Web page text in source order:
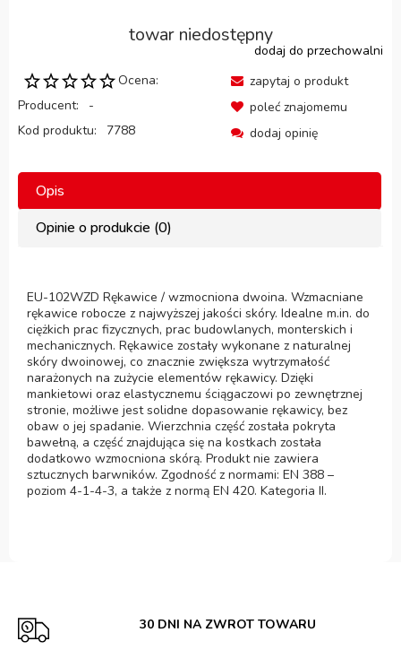
towar niedostępny
dodaj do przechowalni
Ocena:
Producent:
-
Kod produktu:
7788
zapytaj o produkt
poleć znajomemu
dodaj opinię
Opis
Opinie o produkcie (0)
EU-102WZD Rękawice / wzmocniona dwoina. Wzmacniane
rękawice robocze z najwyższej jakości skóry. Idealne m.in. do
ciężkich prac fizycznych, prac budowlanych, monterskich i
mechanicznych. Rękawice zostały wykonane z naturalnej
skóry dwoinowej, co znacznie zwiększa wytrzymałość
narażonych na zużycie elementów rękawicy. Dzięki
mankietowi oraz elastycznemu ściągaczowi po zewnętrznej
stronie, możliwe jest solidne dopasowanie rękawicy, bez
obaw o jej spadanie. Wierzchnia część została pokryta
bawełną, a część znajdująca się na kostkach została
dodatkowo wzmocniona skórą. Produkt nie zawiera
sztucznych barwników. Zgodność z normami: EN 388 –
poziom 4-1-4-3, a także z normą EN 420. Kategoria II.
30 DNI NA ZWROT TOWARU